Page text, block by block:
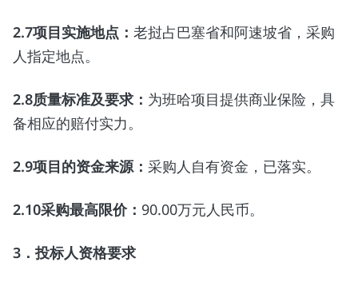
2.7项目实施地点： 老挝占巴塞省和阿速坡省，采购
人指定地点。
2.8质量标准及要求： 为班哈项目提供商业保险，具
备相应的赔付实力。
2.9项目的资金来源： 采购人自有资金，已落实。
2.10采购最高限价： 90.00万元人民币。
3 ．投标人资格要求